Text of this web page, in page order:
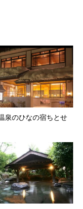
泉のひなの宿ちとせ